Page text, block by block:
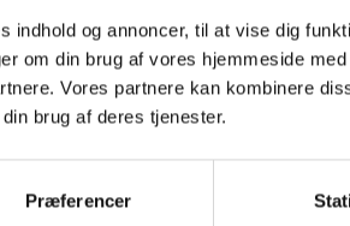
indhold og annoncer, til at vise dig
om din brug af vores hjemmeside
Vores partnere kan kombinere
brug af deres tjenester.
Præferencer
Få